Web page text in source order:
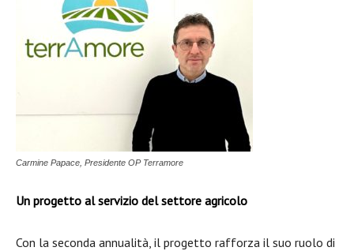
Carmine Papace, Presidente OP Terramore
Un progetto al servizio del settore agricolo
Con la seconda annualità, il progetto rafforza il suo ruolo di